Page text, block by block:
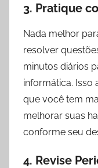
3. Pratique
Nada melhor
resolver
minutos diários
informática. Isso
que você tem
melhorar suas
conforme seu
4. Revise